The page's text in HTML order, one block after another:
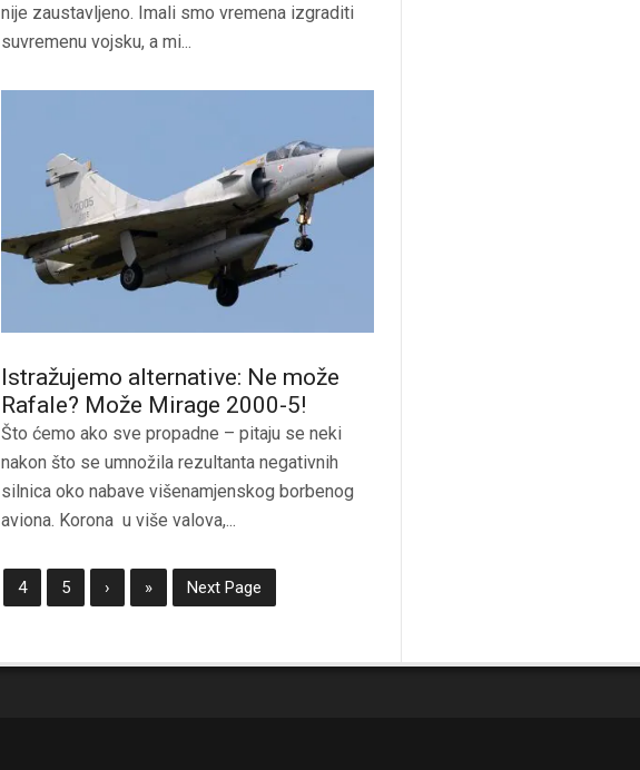
nije zaustavljeno. Imali smo vremena izgraditi
suvremenu vojsku, a mi...
Istražujemo alternative: Ne može
Rafale? Može Mirage 2000-5!
Što ćemo ako sve propadne – pitaju se neki
nakon što se umnožila rezultanta negativnih
silnica oko nabave višenamjenskog borbenog
aviona. Korona u više valova,...
4 5 › » Next Page